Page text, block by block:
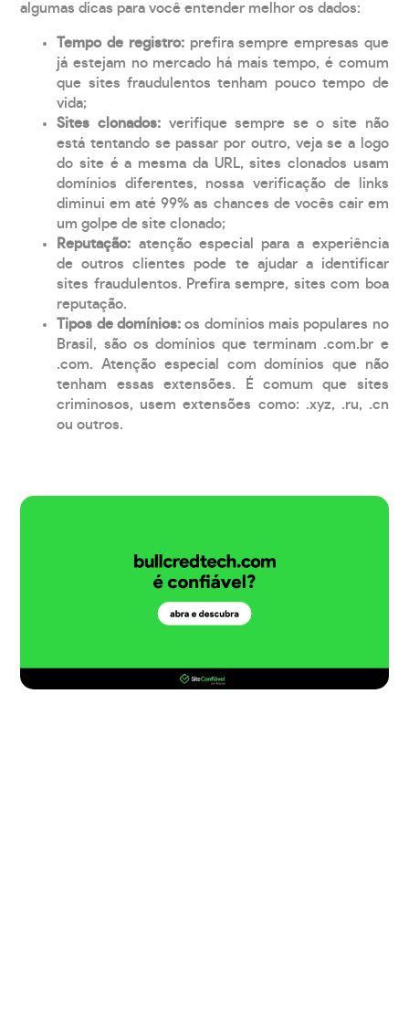
algumas dicas para você entender melhor os dados:
Tempo de registro: prefira sempre empresas que
já estejam no mercado há mais tempo, é comum
que sites fraudulentos tenham pouco tempo de
vida;
Sites clonados: verifique sempre se o site não
está tentando se passar por outro, veja se a logo
do site é a mesma da URL, sites clonados usam
domínios diferentes, nossa verificação de links
diminui em até 99% as chances de vocês cair em
um golpe de site clonado;
Reputação: atenção especial para a experiência
de outros clientes pode te ajudar a identificar
sites fraudulentos. Prefira sempre, sites com boa
reputação.
Tipos de domínios:os domínios mais populares no
Brasil, são os domínios que terminam .com.br e
.com. Atenção especial com domínios que não
tenham essas extensões. É comum que sites
criminosos, usem extensões como: .xyz, .ru, .cn
ou outros.